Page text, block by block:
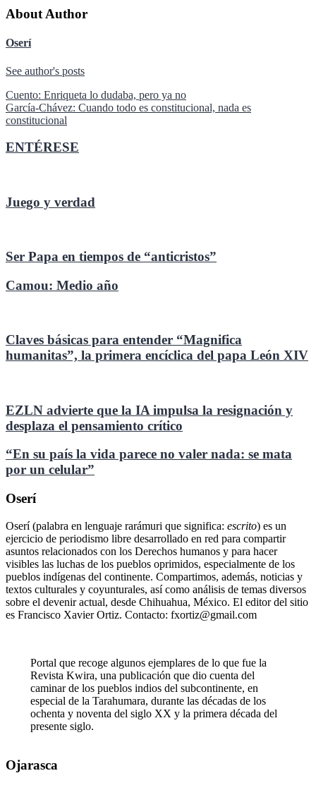
About Author
Oserí
See author's posts
Navegación
de
entradas
Cuento: Enriqueta lo dudaba, pero ya no
García-Chávez: Cuando todo es constitucional, nada es
constitucional
ENTÉRESE
Juego y verdad
Ser Papa en tiempos de “anticristos”
Camou: Medio año
Claves básicas para entender “Magnifica
humanitas”, la primera encíclica del papa León XIV
EZLN advierte que la IA impulsa la resignación y
desplaza el pensamiento crítico
“En su país la vida parece no valer nada: se mata
por un celular”
Oserí
Oserí (palabra en lenguaje rarámuri que significa: escrito) es un
ejercicio de periodismo libre desarrollado en red para compartir
asuntos relacionados con los Derechos humanos y para hacer
visibles las luchas de los pueblos oprimidos, especialmente de los
pueblos indígenas del continente. Compartimos, además, noticias y
textos culturales y coyunturales, así como análisis de temas diversos
sobre el devenir actual, desde Chihuahua, México. El editor del sitio
es Francisco Xavier Ortiz. Contacto: fxortiz@gmail.com
Portal que recoge algunos ejemplares de lo que fue la
Revista Kwira, una publicación que dio cuenta del
caminar de los pueblos indios del subcontinente, en
especial de la Tarahumara, durante las décadas de los
ochenta y noventa del siglo XX y la primera década del
presente siglo.
Ojarasca